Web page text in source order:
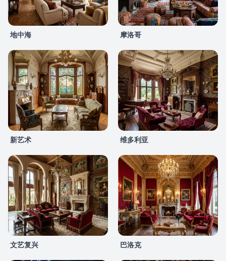
地中海 摩洛哥
新艺术 维多利亚
文艺复兴 巴洛克